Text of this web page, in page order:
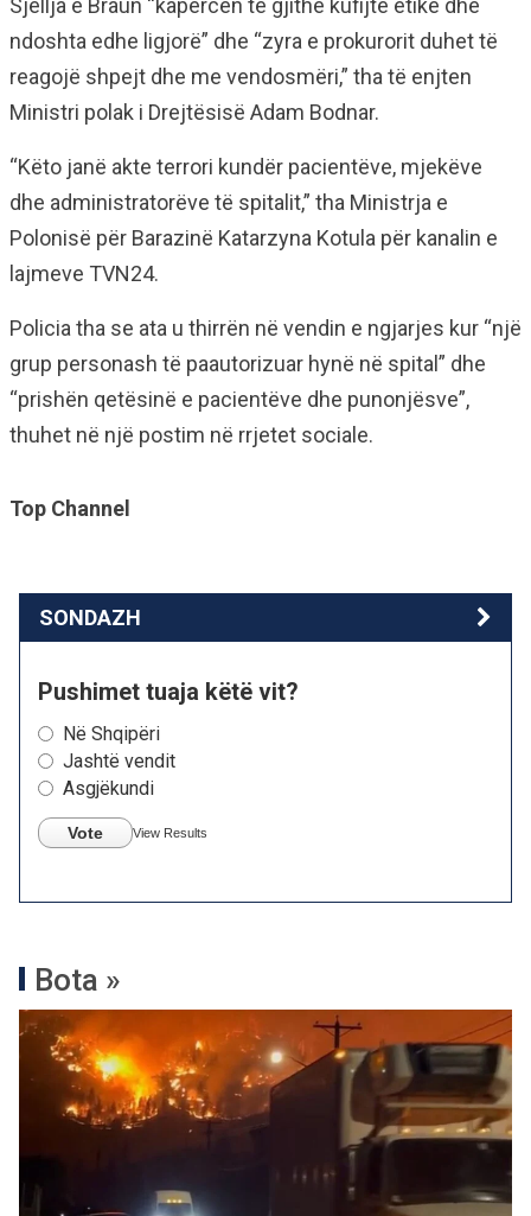
Sjellja e Braun “kapërcen të gjithë kufijtë etikë dhe
ndoshta edhe ligjorë” dhe “zyra e prokurorit duhet të
reagojë shpejt dhe me vendosmëri,” tha të enjten
Ministri polak i Drejtësisë Adam Bodnar.
“Këto janë akte terrori kundër pacientëve, mjekëve
dhe administratorëve të spitalit,” tha Ministrja e
Polonisë për Barazinë Katarzyna Kotula për kanalin e
lajmeve TVN24.
Policia tha se ata u thirrën në vendin e ngjarjes kur “një
grup personash të paautorizuar hynë në spital” dhe
“prishën qetësinë e pacientëve dhe punonjësve”,
thuhet në një postim në rrjetet sociale.
Top Channel
SONDAZH
Pushimet tuaja këtë vit?
Në Shqipëri
Jashtë vendit
Asgjëkundi
Vote View Results
Bota »